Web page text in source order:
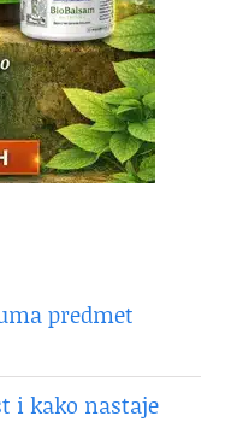
predmet
i kako nastaje